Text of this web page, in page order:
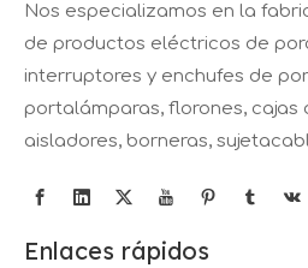
Nos especializamos en la
de productos eléctricos de
interruptores y enchufes de
portalámparas, florones, cajas
aisladores, borneras,
Enlaces rápidos